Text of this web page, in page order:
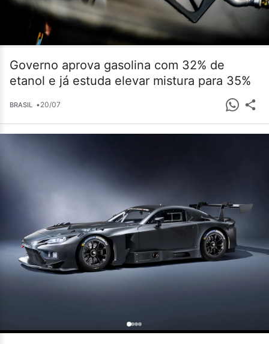
Governo aprova gasolina com 32% de
etanol e já estuda elevar mistura para 35%
BRASIL •20/07